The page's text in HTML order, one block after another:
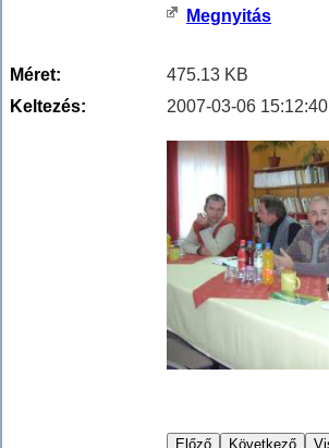
Megnyitás
Méret:
475.13 KB
Keltezés:
2007-03-06 15:12:40